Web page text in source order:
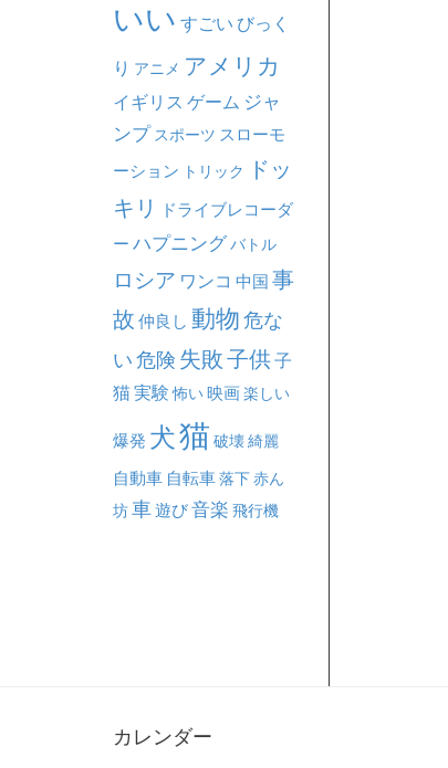
いい すごい びっく
り アニメ アメリカ
イギリス ゲーム ジャ
ンプ スポーツ スローモ
ーション トリック
ドッ
キリ
ドライブレコーダ
ー ハプニング バトル
ロシア ワンコ 中国 事
故 仲良し 動物 危な
い 危険 失敗子供子
猫実験 怖い映画楽しい
爆発 犬猫 破壊綺麗
自動車 自転車落下赤ん
坊車遊び音楽 飛行機
カレンダー